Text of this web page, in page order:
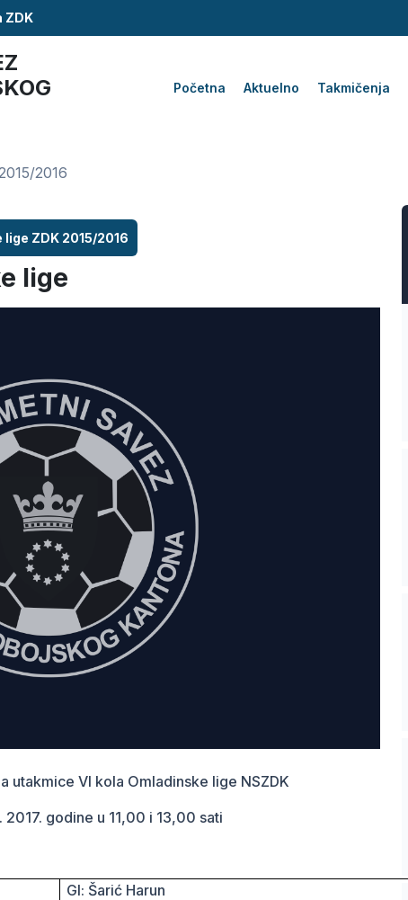
ZDK
Početna Aktuelno Takmičenja
2016
ZDK 2015/2016
lige
utakmice VI kola Omladinske lige NSZDK
2017. godine u 11,00 i 13,00 sati
Gl: Šarić Harun